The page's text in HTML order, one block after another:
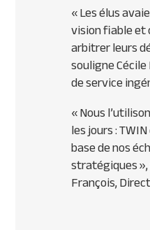
«Les élus
vision fiable
arbitrer leurs
souligne
de service
«Nous
les jours :
base de nos
stratégiques
François,